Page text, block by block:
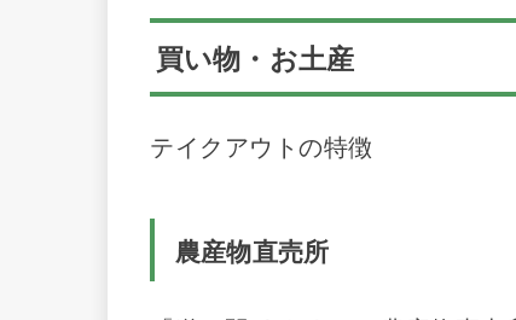
買い物・お土産
テイクアウトの特徴
農産物直売所